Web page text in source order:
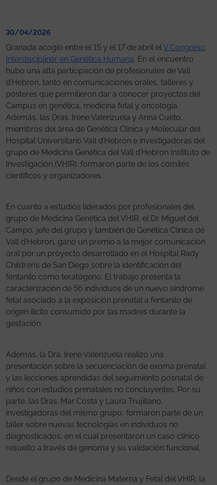
30/04/2026
Granada acogió entre el 15 y el 17 de abril elV Congreso
Interdisciplinar en Genética Humana. En el encuentro
hubo una alta participación de profesionales de Vall
d’Hebron, tanto en comunicaciones orales, talleres y
pósteres que permitieron dar a conocer proyectos del
Campus en genética, medicina fetal y oncología.
Además, las Dras. Irene Valenzuela y Anna Cueto,
miembros del área de Genética Clínica y Molecular del
Hospital Universitario Vall d’Hebron e investigadoras del
grupo de Medicina Genética del Vall d’Hebron Instituto de
Investigación (VHIR), formaron parte de los comités
científicos y organizadores.
En cuanto a estudios liderados por profesionales del
grupo de Medicina Genética del VHIR, el Dr. Miguel del
Campo, jefe del grupo y también de Genética Clínica de
Vall d’Hebron, ganó un premio a la mejor comunicación
oral por un proyecto desarrollado en el Hospital Rady
Children’s de San Diego sobre la identificación del
fentanilo como teratógeno. El trabajo presenta la
caracterización de 56 individuos de un nuevo síndrome
fetal asociado a la exposición prenatal a fentanilo de
origen ilícito consumido por las madres durante la
gestación.
Además, la Dra. Irene Valenzuela realizó una
presentación sobre la secuenciación de exoma prenatal
y las lecciones aprendidas del seguimiento posnatal de
niños con estudios prenatales no concluyentes. Por su
parte, las Dras. Mar Costa y Laura Trujillano,
investigadoras del mismo grupo, formaron parte de un
taller sobre nuevas tecnologías en individuos no
diagnosticados, en el cual presentaron un caso clínico
resuelto a través de genoma y su validación funcional.
Desde el grupo de Medicina Materna y Fetal del VHIR, la